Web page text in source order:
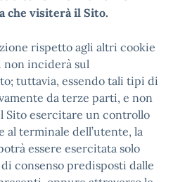
che visiterà il Sito.
rispetto agli altri cookie
inciderà sul
tuttavia, essendo tali tipi di
da terze parti, e non
Sito esercitare un controllo
al terminale dell’utente, la
essere esercitata solo
consenso predisposti dalle